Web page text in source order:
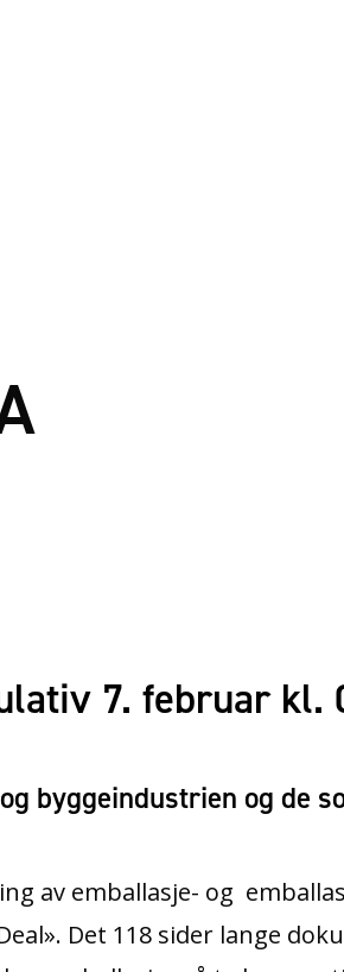
7. februar kl.
byggeindustrien og de
av emballasje- og
Det 118 sider lange